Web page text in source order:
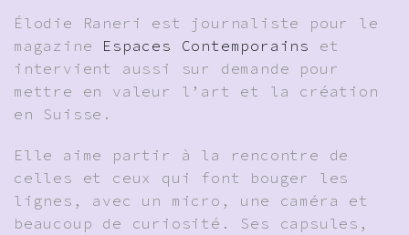
Élodie Raneri est journaliste pour le
magazine Espaces Contemporains
et
intervient aussi sur demande pour
mettre en valeur l’art et la création
en Suisse.
Elle aime partir à la rencontre de
celles et ceux qui font bouger les
lignes, avec un micro, une caméra et
beaucoup de curiosité. Ses capsules,